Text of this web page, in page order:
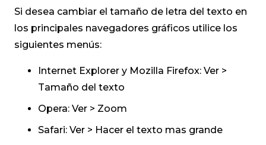
Si desea cambiar el tamaño de letra del texto en
los principales navegadores gráficos utilice los
siguientes menús:
Internet Explorer y Mozilla Firefox: Ver >
Tamaño del texto
Opera: Ver > Zoom
Safari: Ver > Hacer el texto mas grande